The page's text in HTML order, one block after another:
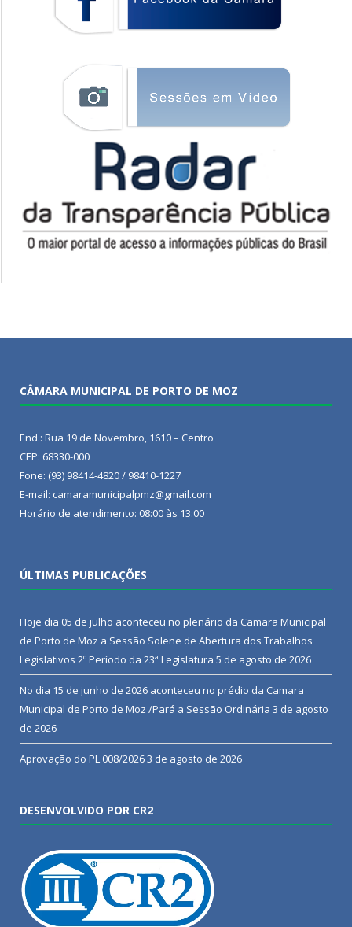
CÂMARA MUNICIPAL DE PORTO DE MOZ
End.: Rua 19 de Novembro, 1610 – Centro
CEP: 68330-000
Fone: (93) 98414-4820 / 98410-1227
E-mail: camaramunicipalpmz@gmail.com
Horário de atendimento: 08:00 às 13:00
ÚLTIMAS PUBLICAÇÕES
Hoje dia 05 de julho aconteceu no plenário da Camara Municipal
de Porto de Moz a Sessão Solene de Abertura dos Trabalhos
Legislativos 2º Período da 23ª Legislatura 5 de agosto de 2026
No dia 15 de junho de 2026 aconteceu no prédio da Camara
Municipal de Porto de Moz /Pará a Sessão Ordinária 3 de agosto
de 2026
Aprovação do PL 008/20263 de agosto de 2026
DESENVOLVIDO POR CR2